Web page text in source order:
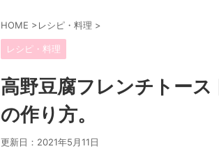
HOME >レシピ・料理 >
レシピ・料理
高野豆腐フレンチトー
の作り方。
更新日： 2021年5月11日